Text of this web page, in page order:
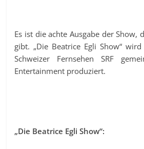
Es ist die achte Ausgabe der Show,
gibt. „Die Beatrice Egli Show“
Schweizer Fernsehen SRF
Entertainment produziert.
„Die Beatrice Egli Show“: